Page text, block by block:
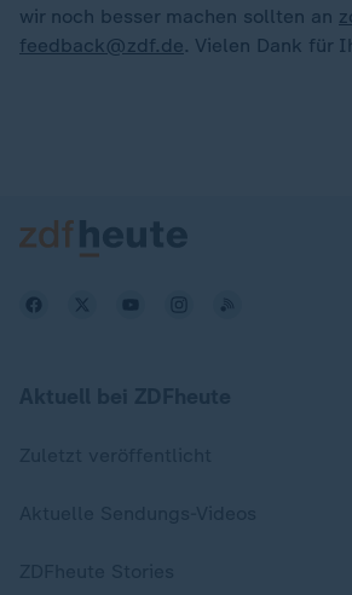
wir noch besser machen sollten an
feedback@zdf.de. Vielen Dank für